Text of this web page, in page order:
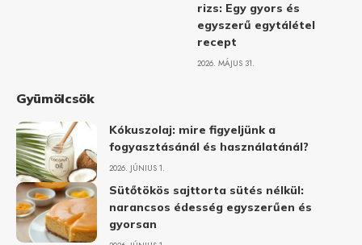
rizs: Egy gyors és
egyszerű egytálétel
recept
2026. MÁJUS 31.
Gyümölcsök
Kókuszolaj: mire figyeljünk a
fogyasztásánál és használatánál?
2026. JÚNIUS 1.
Sütőtökös sajttorta sütés nélkül:
narancsos édesség egyszerűen és
gyorsan